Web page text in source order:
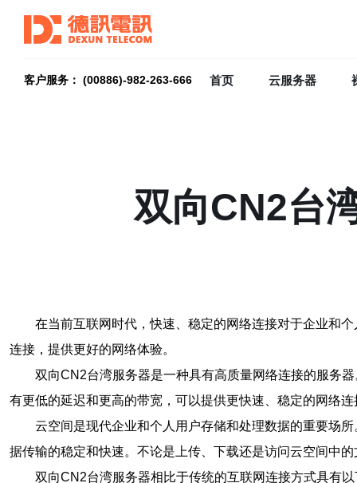
客户服务： (00886)-982-263-666 首页 云服务器
双向CN2台
在当前互联网时代，快速、稳定的网络连接对于企业和
连接，提供更好的网络体验。
双向CN2台湾服务器是一种具有高质量网络连接的服务
有更低的延迟和更高的带宽，可以提供更快速、稳定的网络连
云空间是现代企业和个人用户存储和处理数据的重要场
据传输的稳定和快速。不论是上传、下载还是访问云空间中
双向CN2台湾服务器相比于传统的互联网连接方式具有